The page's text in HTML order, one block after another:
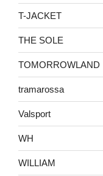
T-JACKET
THE SOLE
TOMORROWLAND
tramarossa
Valsport
WH
WILLIAM